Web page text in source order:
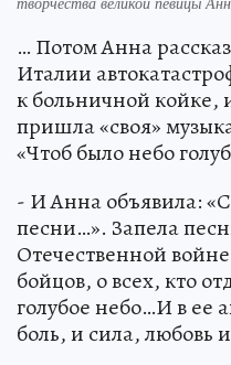
… Потом Анна
Италии
к больничной койке,
пришла «своя»
«Чтоб было небо
- И Анна объявила:
песни…». Запела
Отечественной
бойцов, о всех, кто
голубое небо…И в ее
боль, и сила, любовь